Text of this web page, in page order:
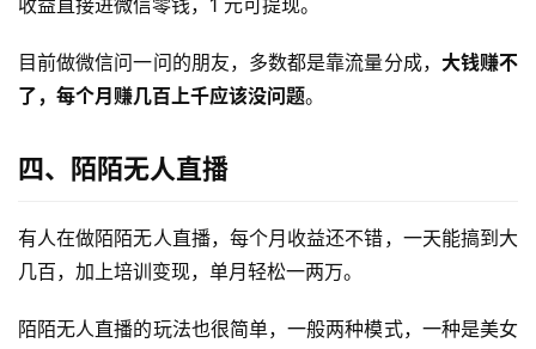
目前做微信问一问的朋友，多数都是靠流量分成， 大钱赚不
了，每个月赚几百上千应该没问题。
四、陌陌无人直播
有人在做陌陌无人直播，每个月收益还不错，一天能搞到大
几百，加上培训变现，单月轻松一两万。
陌陌无人直播的玩法也很简单，一般两种模式，一种是美女